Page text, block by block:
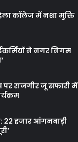
कॉलेज में नशा मुक्ति
ने नगर निगम
पर राजगीर जू सफारी में
22 हजार आंगनबाड़ी